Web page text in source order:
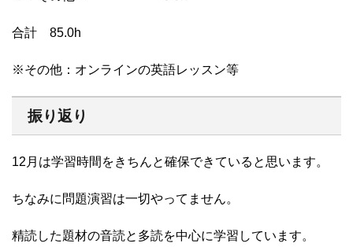
合計 85.0h
※その他：オンラインの英語レッスン等
振り返り
12月は学習時間をきちんと確保できていると思います。
ちなみに問題演習は一切やってません。
精読した題材の音読と多読を中心に学習しています。